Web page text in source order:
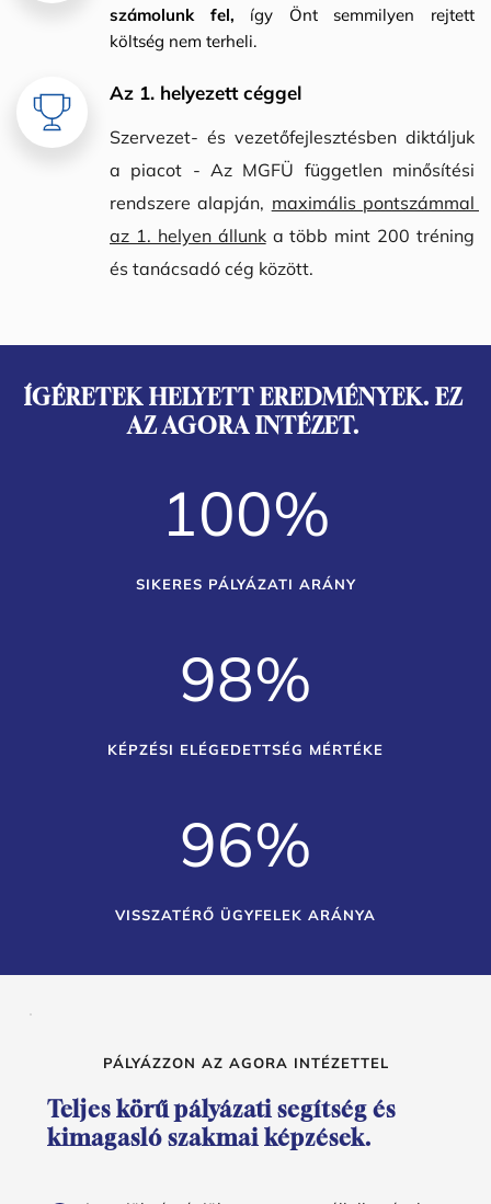
számolunk fel, így Önt semmilyen rejtett
költség nem terheli.
Az 1. helyezett céggel
Szervezet- és vezetőfejlesztésben diktáljuk
a piacot - Az MGFÜ független minősítési
rendszere alapján, maximális pontszámmal
az 1. helyen állunk a több mint 200 tréning
és tanácsadó cég között.
ÍGÉRETEK HELYETT EREDMÉNYEK. EZ
AZ AGORA INTÉZET.
100%
SIKERES PÁLYÁZATI ARÁNY
98%
KÉPZÉSI ELÉGEDETTSÉG MÉRTÉKE
96%
VISSZATÉRŐ ÜGYFELEK ARÁNYA
PÁLYÁZZON AZ AGORA INTÉZETTEL
Teljes körű pályázati segítség és
kimagasló szakmai képzések.